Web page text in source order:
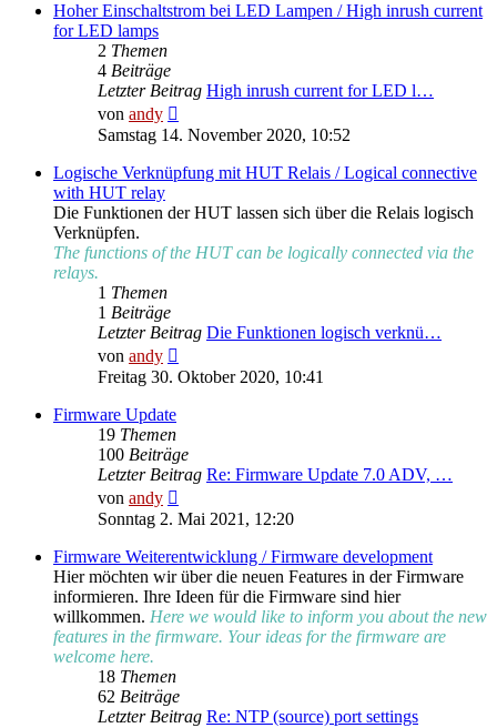
Hoher Einschaltstrom bei LED Lampen / High inrush current
for LED lamps
2 Themen
4 Beiträge
Letzter Beitrag High inrush current for LED l…
von andy
Beitrag
Samstag 14. November 2020, 10:52
Logische Verknüpfung mit HUT Relais / Logical connective
with HUT relay
Die Funktionen der HUT lassen sich über die Relais logisch
Verknüpfen.
The functions of the HUT can be logically connected via the
relays.
1 Themen
1 Beiträge
Letzter Beitrag Die Funktionen logisch verknü…
von andy
Beitrag
Freitag 30. Oktober 2020, 10:41
Firmware Update
19 Themen
100 Beiträge
Letzter Beitrag Re: Firmware Update 7.0 ADV, …
von andy
Beitrag
Sonntag 2. Mai 2021, 12:20
Firmware Weiterentwicklung / Firmware development
Hier möchten wir über die neuen Features in der Firmware
informieren. Ihre Ideen für die Firmware sind hier
willkommen. Here we would like to inform you about the new
features in the firmware. Your ideas for the firmware are
welcome here.
18 Themen
62 Beiträge
Letzter Beitrag Re: NTP (source) port settings